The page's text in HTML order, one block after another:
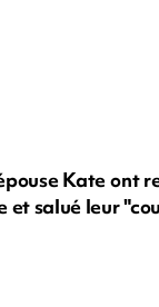
Kate ont
salué leur